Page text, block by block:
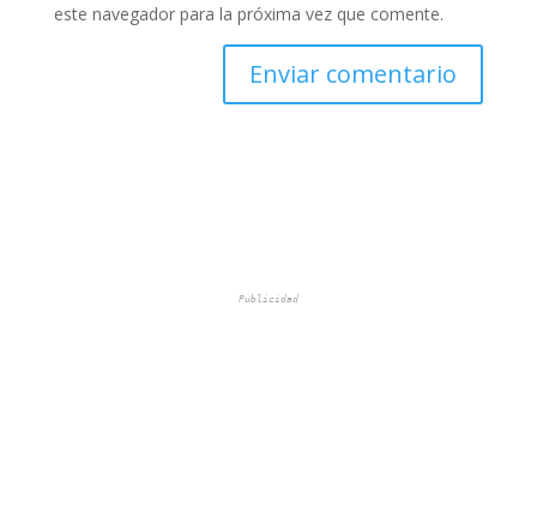
este navegador para la próxima vez que comente.
Publicidad